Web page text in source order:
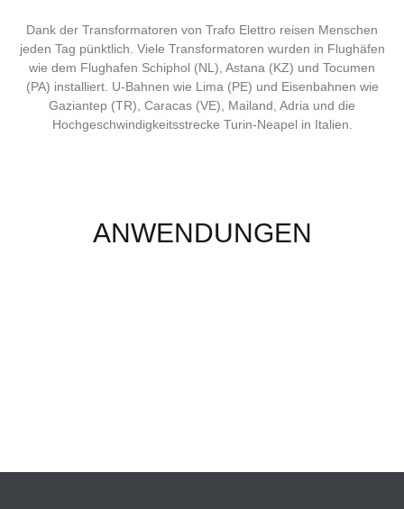
Dank der Transformatoren von Trafo Elettro reisen Menschen
jeden Tag pünktlich. Viele Transformatoren wurden in Flughäfen
wie dem Flughafen Schiphol (NL), Astana (KZ) und Tocumen
(PA) installiert. U-Bahnen wie Lima (PE) und Eisenbahnen wie
Gaziantep (TR), Caracas (VE), Mailand, Adria und die
Hochgeschwindigkeitsstrecke Turin-Neapel in Italien.
ANWENDUNGEN